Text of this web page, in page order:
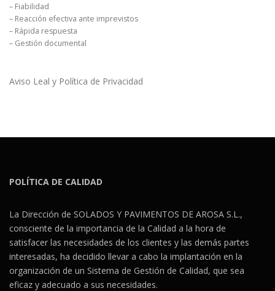
– Fiabilidad
– Reacción efectiva ante imprevistos
– Rápida respuesta
– Gestión documental
Aviso Leal y Política de Privacidad
POLÍTICA DE CALIDAD
La Dirección de SOLADOS Y PAVIMENTOS DE AROSA S.L.,
consciente de la importancia de la Calidad a la hora de
satisfacer las necesidades de los clientes y las demás partes
interesadas, ha decidido llevar a cabo la implantación en la
organización de un Sistema de Gestión de Calidad, que sea
eficaz y adecuado a sus necesidades.